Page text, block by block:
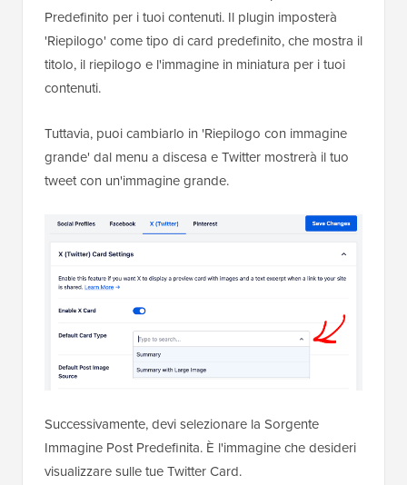
Predefinito per i tuoi contenuti. Il plugin imposterà
'Riepilogo' come tipo di card predefinito, che mostra il
titolo, il riepilogo e l'immagine in miniatura per i tuoi
contenuti.
Tuttavia, puoi cambiarlo in 'Riepilogo con immagine
grande' dal menu a discesa e Twitter mostrerà il tuo
tweet con un'immagine grande.
Successivamente, devi selezionare la Sorgente
Immagine Post Predefinita. È l'immagine che desideri
visualizzare sulle tue Twitter Card.